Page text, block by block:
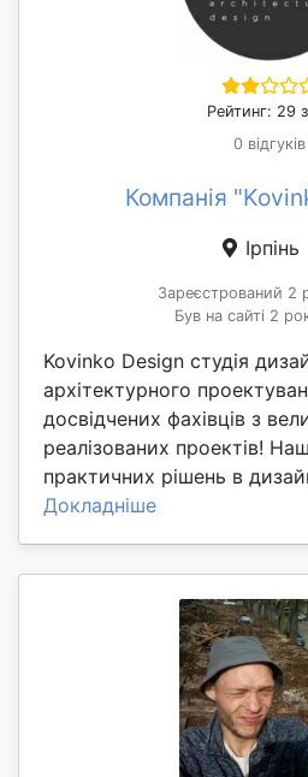
Рейтинг: 29
0 відгуків
Компанія
Ірпінь
Зареєстрований 2
Був на сайті 2
Kovinko Design студія
архітектурного
досвідчених фахівців з
реалізованих проектів!
практичних рішень в
Докладніше